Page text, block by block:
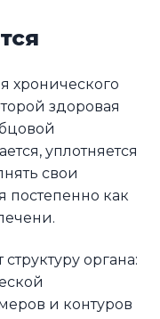
хронического
здоровая
уплотняется
свои
постепенно как
органа:
и контуров